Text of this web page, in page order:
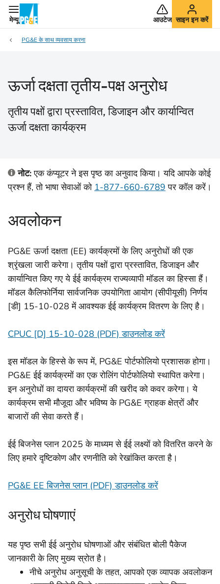
मेन्यू आउटेज साइन इन करें
PG&E के साथ व्यवसाय करना
ऊर्जा दक्षता तृतीय-पक्ष अनुरोध
तृतीय पक्षों द्वारा प्रस्तावित, डिजाइन और कार्यान्वित
ऊर्जा दक्षता कार्यक्रम
नोट:एक कंप्यूटर ने इस पृष्ठ का अनुवाद किया। यदि आपके कोई
प्रश्न हैं, तो भाषा सेवाओं को 1-877-660-6789 पर कॉल करें।
अवलोकन
PG&E ऊर्जा दक्षता (EE) कार्यक्रमों के लिए अनुरोधों की एक
श्रृंखला जारी करेगा। तृतीय पक्षों द्वारा प्रस्तावित, डिजाइन और
कार्यान्वित किए गए ये ईई कार्यक्रम राज्यव्यापी मॉडल का हिस्सा हैं।
मॉडल कैलिफोर्निया सार्वजनिक उपयोगिता आयोग (सीपीयूसी) निर्णय
[डी] 15-10-028 में आवश्यक ईई कार्यक्रम वितरण के लिए है।
CPUC [D] 15-10-028 (PDF) डाउनलोड करें
इस मॉडल के हिस्से के रूप में, PG&E पोर्टफोलियो प्रशासक होगा।
PG&E ईई कार्यक्रमों का एक रोलिंग पोर्टफोलियो स्थापित करेगा।
इन अनुरोधों का दायरा कार्यक्रमों की खरीद को कवर करेगा। ये
कार्यक्रम सभी मौजूदा और भविष्य के PG&E ग्राहक क्षेत्रों और
बाजारों की सेवा करते हैं।
ईई बिजनेस प्लान 2025 के माध्यम से ईई लक्ष्यों को वितरित करने के
लिए हमारे दृष्टिकोण और रणनीति को रेखांकित करता है।
PG&E EE बिजनेस प्लान (PDF) डाउनलोड करें
अनुरोध घोषणाएं
यह पृष्ठ सभी ईई अनुरोध घोषणाओं और संबंधित बोली पैकेज
जानकारी के लिए मुख्य स्रोत है।
नीचे अनुरोध अनुसूची के तहत, आपको एक व्यापक अवलोकन